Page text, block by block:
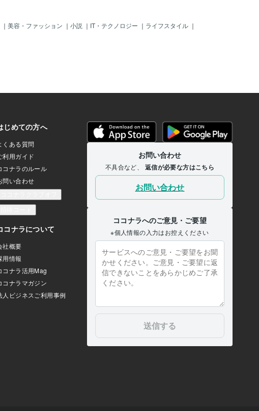
｜ 美容・ファッション ｜ 小説 ｜ IT・テクノロジー ｜ ライフスタイル ｜